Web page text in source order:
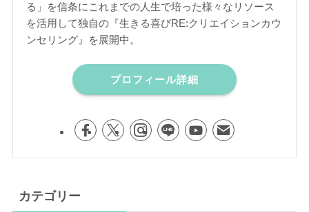
る」を信条にこれまでの人生で培った様々なリソース
を活用して独自の『生きる喜びRE:クリエイションカウ
ンセリング』を展開中。
プロフィール詳細
カテゴリー